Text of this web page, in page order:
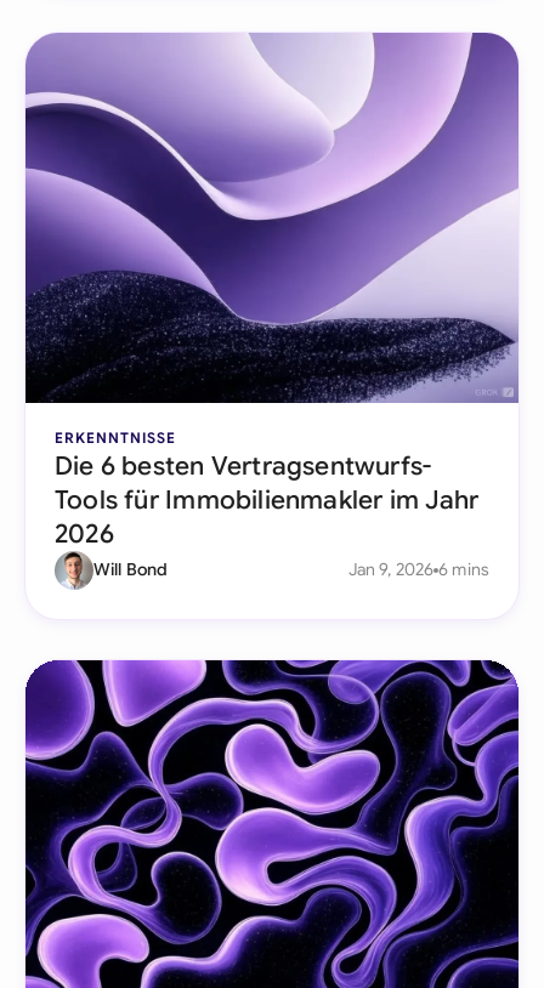
ERKENNTNISSE
Die 6 besten Vertragsentwurfs-
Tools für Immobilienmakler im Jahr
2026
Will Bond Jan 9, 2026 6 mins